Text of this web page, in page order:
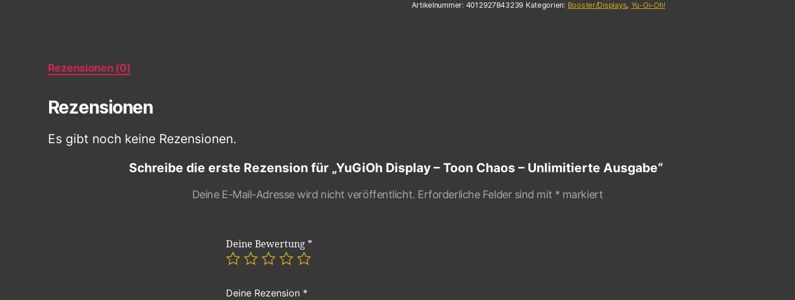
Artikelnummer: 4012927843239 Kategorien: Booster/Displays, Yu-Gi-Oh!
Rezensionen (0)
Rezensionen
Es gibt noch keine Rezensionen.
Schreibe die erste Rezension für „YuGiOh Display – Toon Chaos – Unlimitierte Ausgabe“
Deine E-Mail-Adresse wird nicht veröffentlicht. Erforderliche Felder sind mit * markiert
Deine Bewertung *
Deine Rezension *